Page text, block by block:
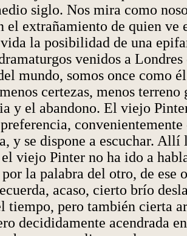
siglo. Nos mira como
el extrañamiento de quien ve
la posibilidad de una
venidos a Londres
mundo, somos once como
certezas, menos terreno
y el abandono. El viejo
convenientemente
y se dispone a escuchar. Allí
el viejo Pinter no ha ido a
la palabra del otro, de ese
acaso, cierto brío
tiempo, pero también cierta
decididamente acendrada